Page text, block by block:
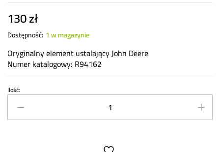
130zł
Dostępność: 1 w magazynie
Oryginalny element ustalający John Deere
Numer katalogowy: R94162
Element
ustalający
John
Ilość: